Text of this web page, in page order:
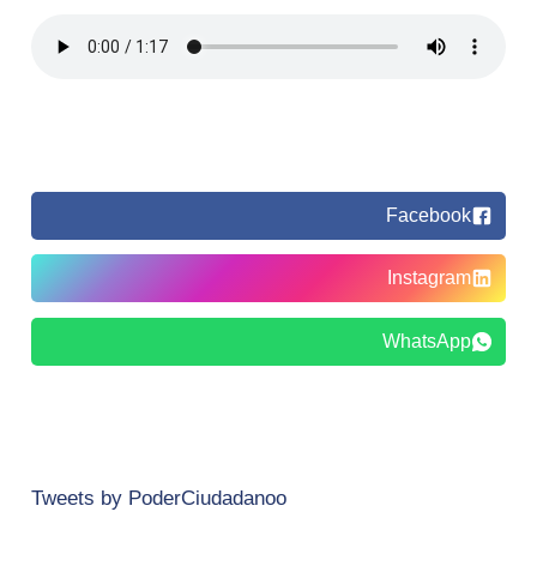
Facebook
Instagram
WhatsApp
Tweets by PoderCiudadanoo